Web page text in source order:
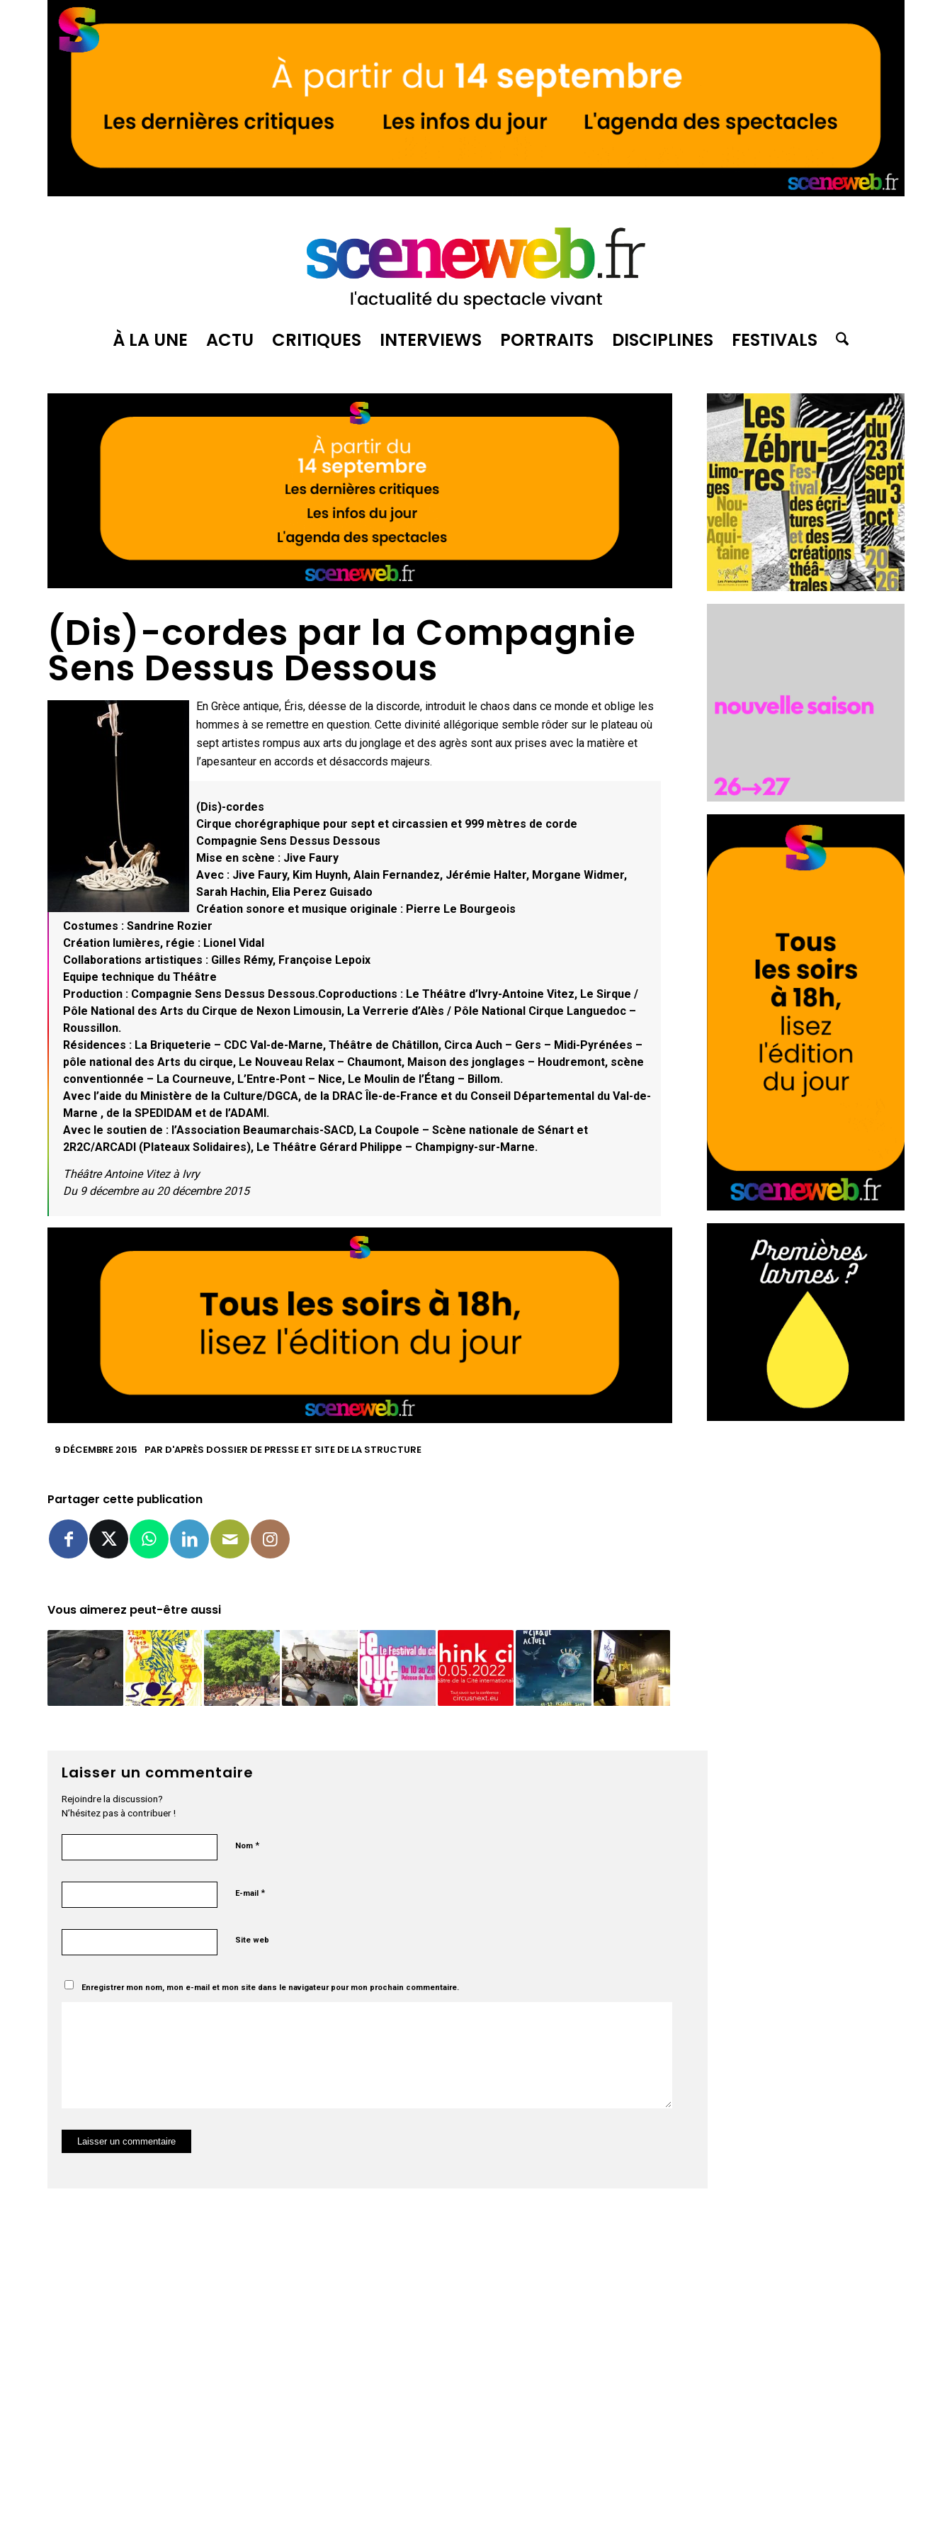
À LA UNE ACTU CRITIQUES INTERVIEWS PORTRAITS DISCIPLINES FESTIVALS
(Dis)-cordes par la Compagnie
Sens Dessus Dessous
En Grèce antique, Éris, déesse de la discorde, introduit le chaos dans ce monde et oblige les
hommes à se remettre en question. Cette divinité allégorique semble rôder sur le plateau où
sept artistes rompus aux arts du jonglage et des agrès sont aux prises avec la matière et
l’apesanteur en accords et désaccords majeurs.
(Dis)-cordes
Cirque chorégraphique pour sept et circassien et 999 mètres de corde
Compagnie Sens Dessus Dessous
Mise en scène : Jive Faury
Avec : Jive Faury, Kim Huynh, Alain Fernandez, Jérémie Halter, Morgane Widmer,
Sarah Hachin, Elia Perez Guisado
Création sonore et musique originale : Pierre Le Bourgeois
Costumes : Sandrine Rozier
Création lumières, régie : Lionel Vidal
Collaborations artistiques : Gilles Rémy, Françoise Lepoix
Equipe technique du Théâtre
Production : Compagnie Sens Dessus Dessous.Coproductions : Le Théâtre d’Ivry-Antoine Vitez, Le Sirque /
Pôle National des Arts du Cirque de Nexon Limousin, La Verrerie d’Alès / Pôle National Cirque Languedoc –
Roussillon.
Résidences : La Briqueterie – CDC Val-de-Marne, Théâtre de Châtillon, Circa Auch – Gers – Midi-Pyrénées –
pôle national des Arts du cirque, Le Nouveau Relax – Chaumont, Maison des jonglages – Houdremont, scène
conventionnée – La Courneuve, L’Entre-Pont – Nice, Le Moulin de l’Étang – Billom.
Avec l’aide du Ministère de la Culture/DGCA, de la DRAC Île-de-France et du Conseil Départemental du Val-de-
Marne , de la SPEDIDAM et de l’ADAMI.
Avec le soutien de : l’Association Beaumarchais-SACD, La Coupole – Scène nationale de Sénart et
2R2C/ARCADI (Plateaux Solidaires), Le Théâtre Gérard Philippe – Champigny-sur-Marne.
Théâtre Antoine Vitez à Ivry
Du 9 décembre au 20 décembre 2015
9 DÉCEMBRE 2015 PAR D'APRÈS DOSSIER DE PRESSE ET SITE DE LA STRUCTURE
Partager cette publication
Vous aimerez peut-être aussi
Laisser un commentaire
Rejoindre la discussion?
N’hésitez pas à contribuer !
Nom*
E-mail*
Site web
Enregistrer mon nom, mon e-mail et mon site dans le navigateur pour mon prochain commentaire.